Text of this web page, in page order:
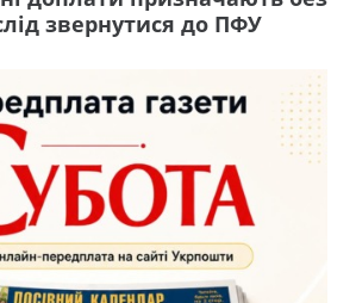
звернутися до ПФУ